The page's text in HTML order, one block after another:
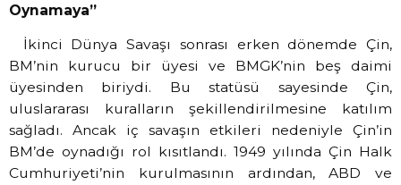
Oynamaya”
İkinci Dünya Savaşı sonrası erken dönemde Çin,
BM’nin kurucu bir üyesi ve BMGK’nin beş daimi
üyesinden biriydi. Bu statüsü sayesinde Çin,
uluslararası kuralların şekillendirilmesine katılım
sağladı. Ancak iç savaşın etkileri nedeniyle Çin’in
BM’de oynadığı rol kısıtlandı. 1949 yılında Çin Halk
Cumhuriyeti’nin kurulmasının ardından, ABD ve